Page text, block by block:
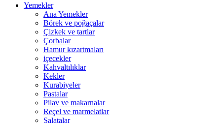
Yemekler
Ana Yemekler
Börek ve poğaçalar
Çizkek ve tartlar
Çorbalar
Hamur kızartmaları
içecekler
Kahvaltılıklar
Kekler
Kurabiyeler
Pastalar
Pilav ve makarnalar
Reçel ve marmelatlar
Salatalar